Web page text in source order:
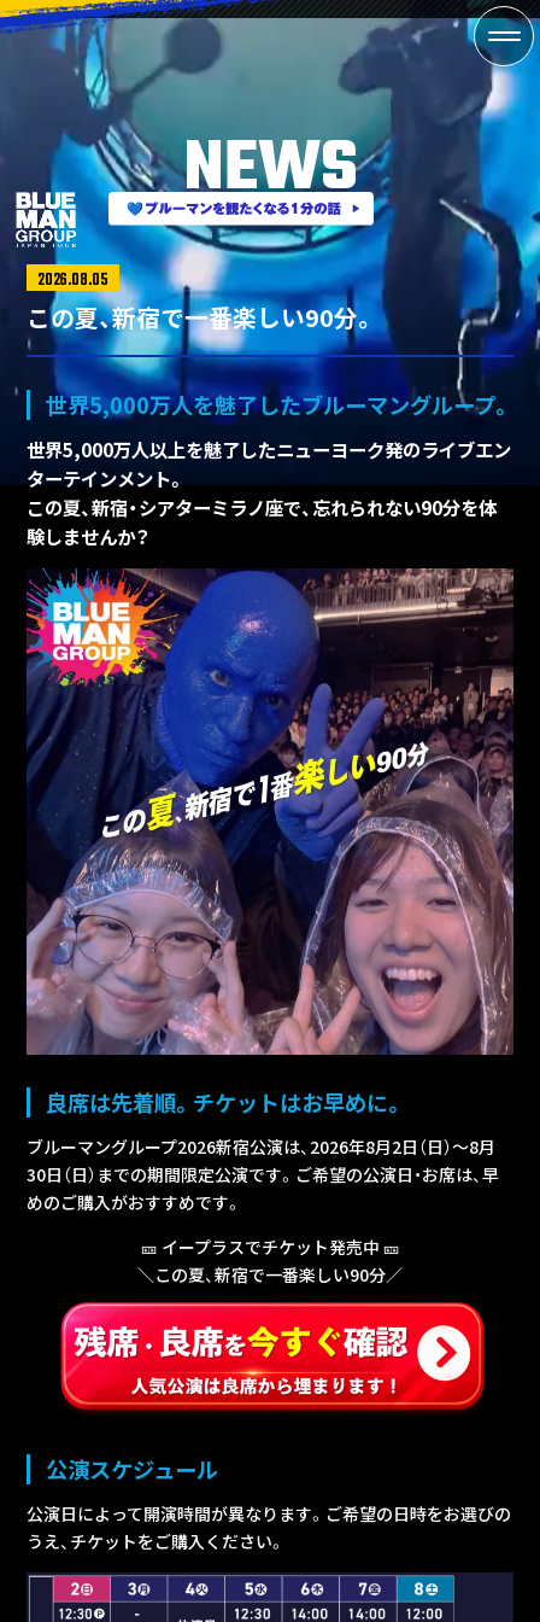
NEWS
2026.08.05
この夏、新宿で一番楽しい90分。
世界5,000万人を魅了したブルーマングループ。
世界5,000万人以上を魅了したニューヨーク発のライブエン
ターテインメント。
この夏、新宿・シアターミラノ座で、忘れられない90分を体
験しませんか？
良席は先着順。チケットはお早めに。
ブルーマングループ2026新宿公演は、2026年8月2日（日）～8月
30日（日）までの期間限定公演です。ご希望の公演日・お席は、早
めのご購入がおすすめです。
🎫 イープラスでチケット発売中 🎫
＼この夏、新宿で一番楽しい90分／
公演スケジュール
公演日によって開演時間が異なります。ご希望の日時をお選びの
うえ、チケットをご購入ください。